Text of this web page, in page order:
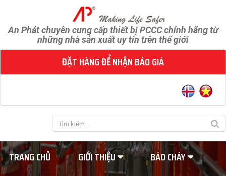
An Phát chuyên cung cấp thiết bị PCCC chính hãng từ
những nhà sản xuất uy tín trên thế giới
ĐẶT HÀNG ĐỂ NHẬN BÁO GIÁ
TRANG CHỦ GIỚI THIỆU
BÁO CHÁY